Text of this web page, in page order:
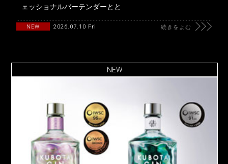
ェッショナルバーテンダーとと
NEW 2026.07.10 Fri 続きをよむ
NEW